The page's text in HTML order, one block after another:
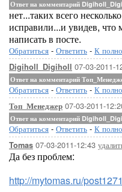
Ответ на комментарий
нет...таких всего
исправили...и увидев,
написать в посте.
Обратиться - Ответить - К
Digiholl_Digiholl 07-03-2011-
Ответ на комментарий
Обратиться - Ответить - К
Топ_Менеджер 07-03-2011-
Ответ на комментарий
Обратиться - Ответить - К
Tomas 07-03-2011-12:43
Да без проблем:
http://mytomas.ru/